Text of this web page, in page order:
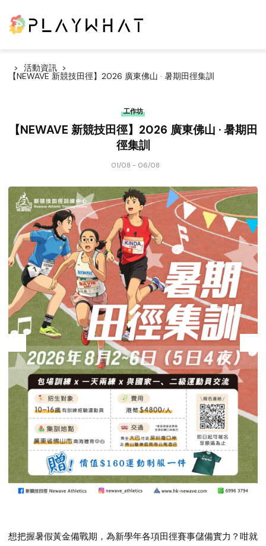
活動資訊
【NEWAVE 新競技田徑】2026 廣東佛山 · 暑期田徑集訓
工作坊
【NEWAVE 新競技田徑】2026 廣東佛山 · 暑期田
徑集訓
01/08 - 06/08
想把握暑假黃金備戰期，為新學年各項田徑賽事儲備實力？咁就